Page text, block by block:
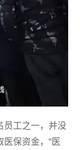
员工之一，并没
保资金，“医